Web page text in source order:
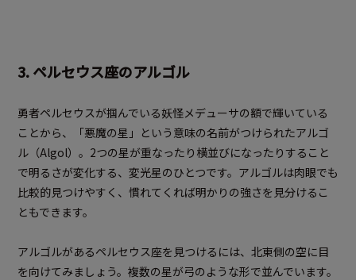
3. ペルセウス座のアルゴル
勇者ペルセウスが掴んでいる妖怪メデューサの額で輝いている
ことから、「悪魔の星」という意味の名前がつけられたアルゴ
ル（Algol）。2つの星が重なったり横並びになったりすること
で明るさが変化する、変光星のひとつです。アルゴルは肉眼でも
比較的見つけやすく、慣れてくれば明かりの強さを見分けるこ
ともできます。
アルゴルがあるペルセウス座を見つけるには、北東側の空に目
を向けてみましょう。複数の星が弓のような形で並んでいます。